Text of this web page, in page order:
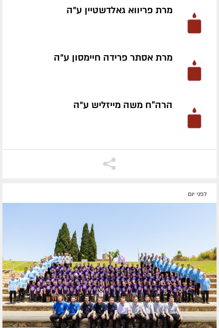
מרת פריווא גאלדשטיין ע״ה
מרת אסתר פרידה חיימסון ע״ה
הרה"ח משה מייזליש ע״ה
לפני יום